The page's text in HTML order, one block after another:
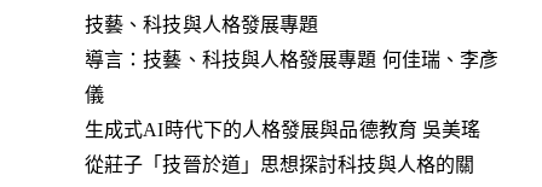
技藝、科技與人格發展專題
導言：技藝、科技與人格發展專題 何佳瑞、李彥
儀
生成式AI時代下的人格發展與品德教育 吳美瑤
從莊子「技晉於道」思想探討科技與人格的關